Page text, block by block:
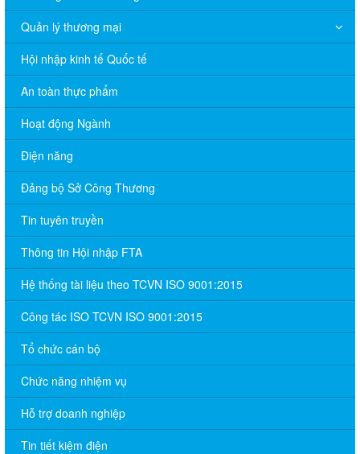
Quản lý thương mại
Hội nhập kinh tế Quốc tế
An toàn thực phẩm
Hoạt động Ngành
Điện năng
Đảng bộ Sở Công Thương
Tin tuyên truyền
Thông tin Hội nhập FTA
Hệ thống tài liệu theo TCVN ISO 9001:2015
Công tác ISO TCVN ISO 9001:2015
Tổ chức cán bộ
Chức năng nhiệm vụ
Hỗ trợ doanh nghiệp
Tin tiết kiệm điện